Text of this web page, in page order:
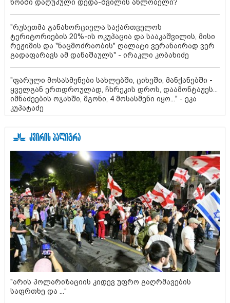
ხობში დაღუპული დედა-შვილის ახლობელი?
"რუსეთმა განახორციელა საქართველოს
ტერიტორიების 20%-ის ოკუპაცია და სააკაშვილის, მისი
რეჟიმის და "ნაცმოძრაობის" ღალატი ვერანაირად ვერ
გადაფარავს ამ დანაშაულს" - ირაკლი კობახიძე
"ფარული მოსასმენები სახლებში, ციხეში, მანქანებში -
ყველგან ერთდროულად, ჩხრეკის დროს, დაამონტაჟეს...
იმნაძეების ოჯახში, მგონი, 4 მოსასმენი იყო..." - ეკა
კუპატაძე
"არის პოლარიზაციის კიდევ უფრო გაღრმავების
საფრთხე და ...“